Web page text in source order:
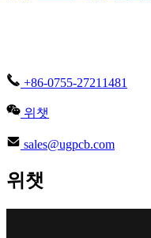
+86-0755-27211481
위챗
sales@ugpcb.com
위챗